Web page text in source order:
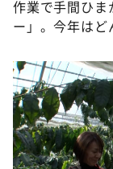
作業で手間ひま
ー」。今年はど